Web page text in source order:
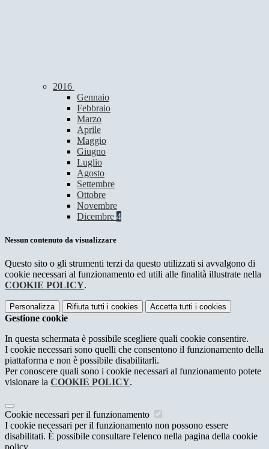
2016
Gennaio
Febbraio
Marzo
Aprile
Maggio
Giugno
Luglio
Agosto
Settembre
Ottobre
Novembre
Dicembre 4
Nessun contenuto da visualizzare
Questo sito o gli strumenti terzi da questo utilizzati si avvalgono di
cookie necessari al funzionamento ed utili alle finalità illustrate nella
COOKIE POLICY.
Personalizza Rifiuta tutti i cookies Accetta tutti i cookies
Gestione cookie
In questa schermata è possibile scegliere quali cookie consentire.
I cookie necessari sono quelli che consentono il funzionamento della
piattaforma e non è possibile disabilitarli.
Per conoscere quali sono i cookie necessari al funzionamento potete
visionare la COOKIE POLICY.
Cookie necessari per il funzionamento
I cookie necessari per il funzionamento non possono essere
disabilitati. È possibile consultare l'elenco nella pagina della cookie